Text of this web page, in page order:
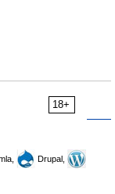
18+
Drupal,